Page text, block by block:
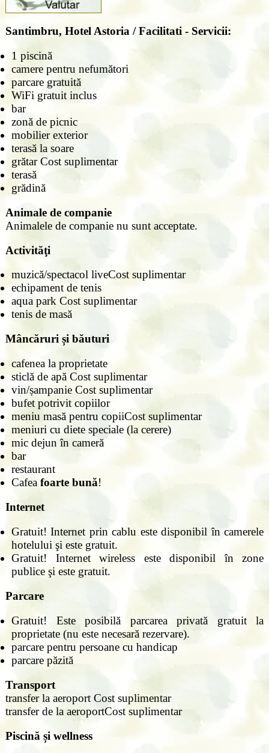
Santimbru, Hotel Astoria / Facilitati - Servicii:
1 piscină
camere pentru nefumători
parcare gratuită
WiFi gratuit inclus
bar
zonă de picnic
mobilier exterior
terasă la soare
grătar Cost suplimentar
terasă
grădină
Animale de companie
Animalele de companie nu sunt acceptate.
Activităţi
muzică/spectacol liveCost suplimentar
echipament de tenis
aqua park Cost suplimentar
tenis de masă
Mâncăruri și băuturi
cafenea la proprietate
sticlă de apă Cost suplimentar
vin/șampanie Cost suplimentar
bufet potrivit copiilor
meniu masă pentru copiiCost suplimentar
meniuri cu diete speciale (la cerere)
mic dejun în cameră
bar
restaurant
Cafea foarte bună!
Internet
Gratuit! Internet prin cablu este disponibil în camerele
hotelului şi este gratuit.
Gratuit! Internet wireless este disponibil în zone
publice şi este gratuit.
Parcare
Gratuit! Este posibilă parcarea privată gratuit la
proprietate (nu este necesară rezervare).
parcare pentru persoane cu handicap
parcare păzită
Transport
transfer la aeroport Cost suplimentar
transfer de la aeroportCost suplimentar
Piscină și wellness